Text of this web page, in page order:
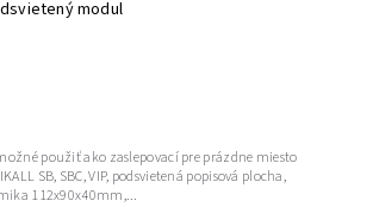
modul
použiť ako zaslepovací pre prázdne miesto
SB, SBC, VIP, podsvietená popisová plocha,
112x90x40mm,...